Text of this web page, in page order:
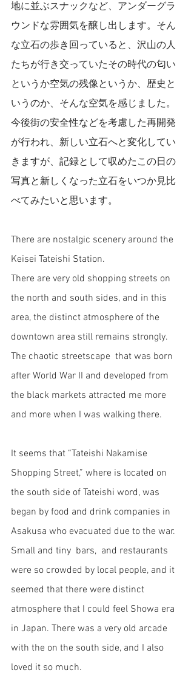
地に並ぶスナックなど、アンダーグラ
ウンドな雰囲気を醸し出します。そん
な立石の歩き回っていると、沢山の人
たちが行き交っていたその時代の匂い
というか空気の残像というか、歴史と
いうのか、そんな空気を感じました。
今後街の安全性などを考慮した再開発
が行われ、新しい立石へと変化してい
きますが、記録として収めたこの日の
写真と新しくなった立石をいつか見比
べてみたいと思います。
There are nostalgic scenery around the
Keisei Tateishi Station.
There are very old shopping streets on
the north and south sides, and in this
area, the distinct atmosphere of the
downtown area still remains strongly.
The chaotic streetscape  that was born
after World War II and developed from
the black markets attracted me more
and more when I was walking there.
It seems that “Tateishi Nakamise
Shopping Street,” where is located on
the south side of Tateishi word, was
began by food and drink companies in
Asakusa who evacuated due to the war.
Small and tiny  bars,  and restaurants
were so crowded by local people, and it
seemed that there were distinct
atmosphere that I could feel Showa era
in Japan. There was a very old arcade
with the on the south side, and I also
loved it so much.